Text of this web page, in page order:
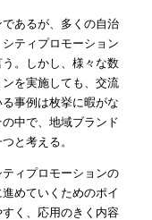
あるが、多くの自治
ティプロモーション
。しかし、様々な数
を実施しても、交流
事例は枚挙に暇がな
中で、地域ブランド
と考える。
ィプロモーションの
めていくためのポイ
く、応用のきく内容